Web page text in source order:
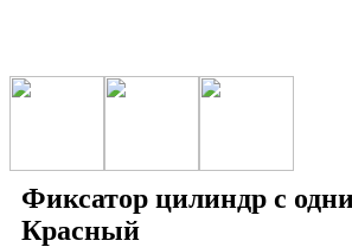
Фиксатор цилиндр с
Красный